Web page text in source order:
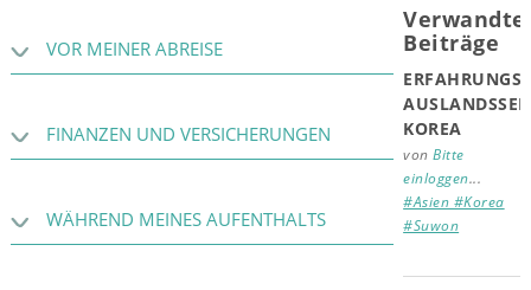
VOR MEINER ABREISE
FINANZEN UND VERSICHERUNGEN
WÄHREND MEINES AUFENTHALTS
Verwandte
Beiträge
KOREA
vonBitte
einloggen...
#Asien #Korea
#Suwon